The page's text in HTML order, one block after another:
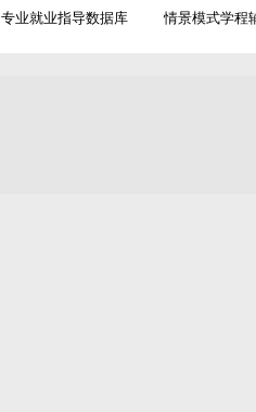
专业就业指导数据库 情景模式学程